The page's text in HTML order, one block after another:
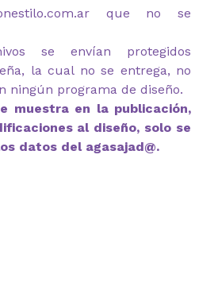
que no se
se envían protegidos
la cual no se entrega, no
ningún programa de diseño.
muestra en la publicación,
al diseño, solo se
datos del agasajad@.